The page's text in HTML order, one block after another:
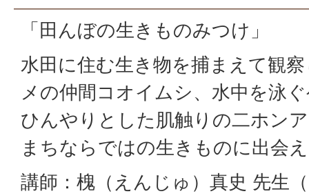
「田んぼの生きものみつけ」
水田に住む生き物を捕まえて観
メの仲間コオイムシ、水中を泳
ひんやりとした肌触りの二ホン
まちならではの生きものに出会
講師：槐（えんじゅ）真史 先生